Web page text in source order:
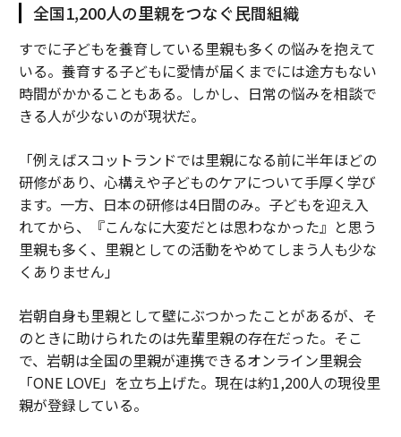
全国1,200人の里親をつなぐ民間組織
すでに子どもを養育している里親も多くの悩みを抱えて
いる。養育する子どもに愛情が届くまでには途方もない
時間がかかることもある。しかし、日常の悩みを相談で
きる人が少ないのが現状だ。
「例えばスコットランドでは里親になる前に半年ほどの
研修があり、心構えや子どものケアについて手厚く学び
ます。一方、日本の研修は4日間のみ。子どもを迎え入
れてから、『こんなに大変だとは思わなかった』と思う
里親も多く、里親としての活動をやめてしまう人も少な
くありません」
岩朝自身も里親として壁にぶつかったことがあるが、そ
のときに助けられたのは先輩里親の存在だった。そこ
で、岩朝は全国の里親が連携できるオンライン里親会
「ONE LOVE」を立ち上げた。現在は約1,200人の現役里
親が登録している。